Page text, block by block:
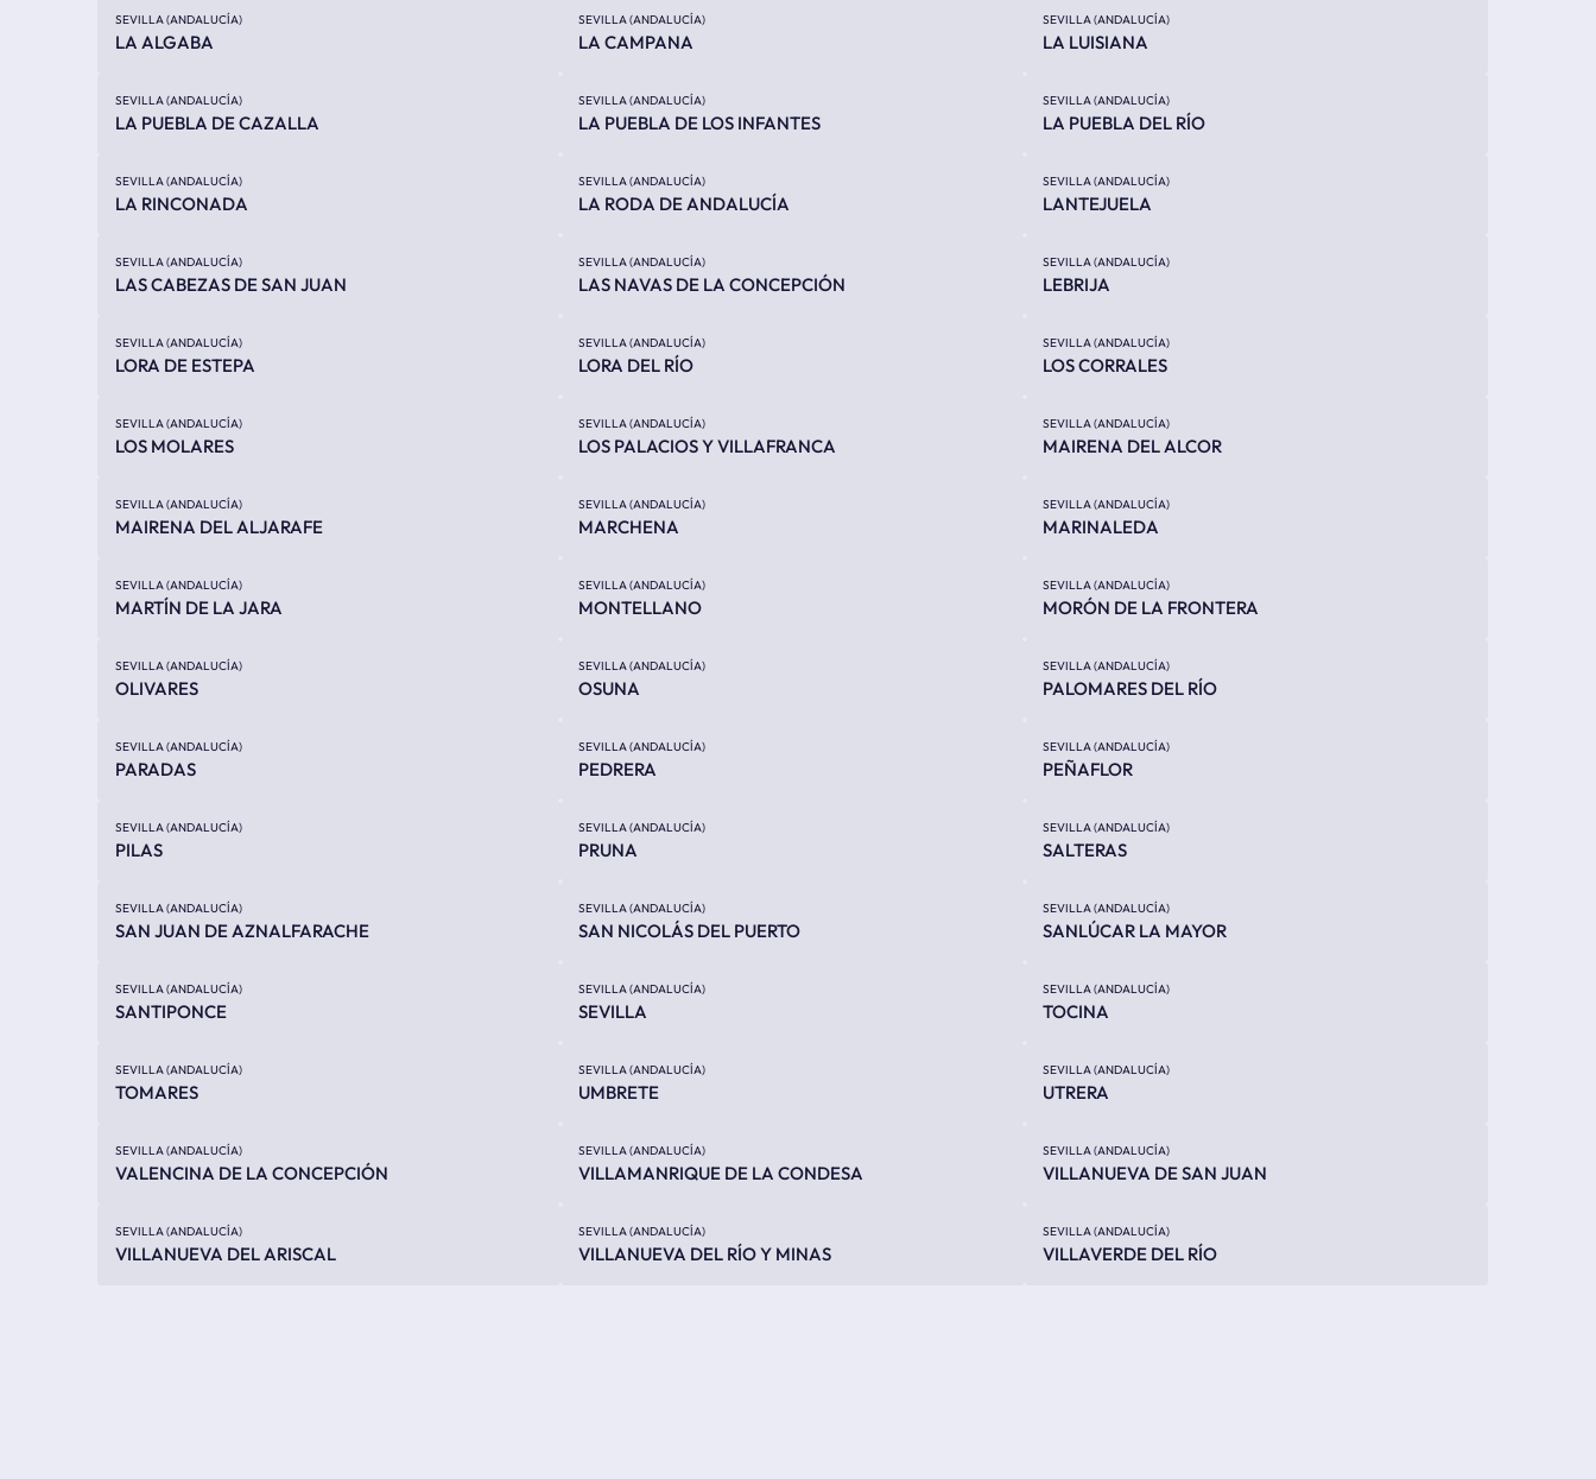
SEVILLA (ANDALUCÍA)
LA ALGABA
SEVILLA (ANDALUCÍA)
LA CAMPANA
SEVILLA (ANDALUCÍA)
LA LUISIANA
SEVILLA (ANDALUCÍA)
LA PUEBLA DE CAZALLA
SEVILLA (ANDALUCÍA)
LA PUEBLA DE LOS INFANTES
SEVILLA (ANDALUCÍA)
LA PUEBLA DEL RÍO
SEVILLA (ANDALUCÍA)
LA RINCONADA
SEVILLA (ANDALUCÍA)
LA RODA DE ANDALUCÍA
SEVILLA (ANDALUCÍA)
LANTEJUELA
SEVILLA (ANDALUCÍA)
LAS CABEZAS DE SAN JUAN
SEVILLA (ANDALUCÍA)
LAS NAVAS DE LA CONCEPCIÓN
SEVILLA (ANDALUCÍA)
LEBRIJA
SEVILLA (ANDALUCÍA)
LORA DE ESTEPA
SEVILLA (ANDALUCÍA)
LORA DEL RÍO
SEVILLA (ANDALUCÍA)
LOS CORRALES
SEVILLA (ANDALUCÍA)
LOS MOLARES
SEVILLA (ANDALUCÍA)
LOS PALACIOS Y VILLAFRANCA
SEVILLA (ANDALUCÍA)
MAIRENA DEL ALCOR
SEVILLA (ANDALUCÍA)
MAIRENA DEL ALJARAFE
SEVILLA (ANDALUCÍA)
MARCHENA
SEVILLA (ANDALUCÍA)
MARINALEDA
SEVILLA (ANDALUCÍA)
MARTÍN DE LA JARA
SEVILLA (ANDALUCÍA)
MONTELLANO
SEVILLA (ANDALUCÍA)
MORÓN DE LA FRONTERA
SEVILLA (ANDALUCÍA)
OLIVARES
SEVILLA (ANDALUCÍA)
OSUNA
SEVILLA (ANDALUCÍA)
PALOMARES DEL RÍO
SEVILLA (ANDALUCÍA)
PARADAS
SEVILLA (ANDALUCÍA)
PEDRERA
SEVILLA (ANDALUCÍA)
PEÑAFLOR
SEVILLA (ANDALUCÍA)
PILAS
SEVILLA (ANDALUCÍA)
PRUNA
SEVILLA (ANDALUCÍA)
SALTERAS
SEVILLA (ANDALUCÍA)
SAN JUAN DE AZNALFARACHE
SEVILLA (ANDALUCÍA)
SAN NICOLÁS DEL PUERTO
SEVILLA (ANDALUCÍA)
SANLÚCAR LA MAYOR
SEVILLA (ANDALUCÍA)
SANTIPONCE
SEVILLA (ANDALUCÍA)
SEVILLA
SEVILLA (ANDALUCÍA)
TOCINA
SEVILLA (ANDALUCÍA)
TOMARES
SEVILLA (ANDALUCÍA)
UMBRETE
SEVILLA (ANDALUCÍA)
UTRERA
SEVILLA (ANDALUCÍA)
VALENCINA DE LA CONCEPCIÓN
SEVILLA (ANDALUCÍA)
VILLAMANRIQUE DE LA CONDESA
SEVILLA (ANDALUCÍA)
VILLANUEVA DE SAN JUAN
SEVILLA (ANDALUCÍA)
VILLANUEVA DEL ARISCAL
SEVILLA (ANDALUCÍA)
VILLANUEVA DEL RÍO Y MINAS
SEVILLA (ANDALUCÍA)
VILLAVERDE DEL RÍO